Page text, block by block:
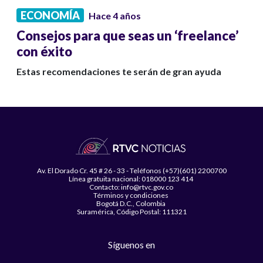
ECONOMÍA Hace 4 años
Consejos para que seas un ‘freelance’
con éxito
Estas recomendaciones te serán de gran ayuda
Av. El Dorado Cr. 45 # 26 - 33 - Teléfonos (+57)(601) 2200700
Línea gratuita nacional: 018000 123 414
Contacto: info@rtvc.gov.co
Términos y condiciones
Bogotá D.C., Colombia
Suramérica, Código Postal: 111321
Síguenos en